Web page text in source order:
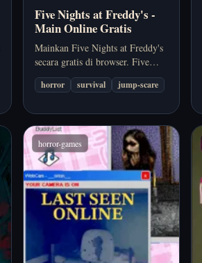
Five Nights at Freddy's -
Main Online Gratis
Mainkan Five Nights at Freddy's
secara gratis di browser. Five
Nights at Freddy's adalah game
survival horror browser di mana
kontrol panik jauh lebih penting
daripada bertarung.
horror survival jump-scare
horror-games